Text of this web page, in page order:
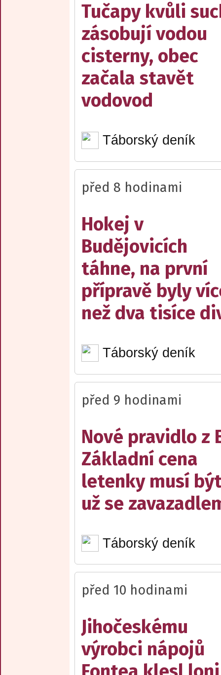
Tučapy kvůli
zásobují vodou
cisterny, obec
začala stavět
vodovod
Táborský deník
před 8 hodinami
Hokej v
Budějovicích
táhne, na první
přípravě byly
než dva tisíce
Táborský deník
před 9 hodinami
Nové pravidlo z
Základní cena
letenky musí
už se
Táborský deník
před 10 hodinami
Jihočeskému
výrobci nápojů